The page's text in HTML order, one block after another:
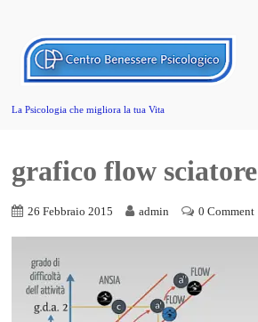
La Psicologia che migliora la tua Vita
grafico flow sciatore
26 Febbraio 2015 admin 0 Comment